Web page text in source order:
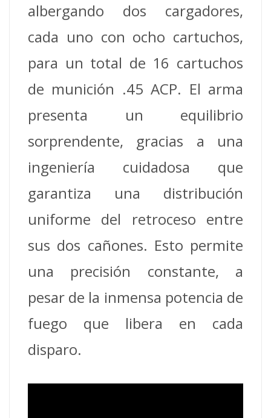
albergando dos cargadores,
cada uno con ocho cartuchos,
para un total de 16 cartuchos
de munición .45 ACP. El arma
presenta un equilibrio
sorprendente, gracias a una
ingeniería cuidadosa que
garantiza una distribución
uniforme del retroceso entre
sus dos cañones. Esto permite
una precisión constante, a
pesar de la inmensa potencia de
fuego que libera en cada
disparo.